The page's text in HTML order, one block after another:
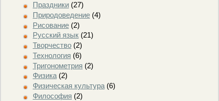
Праздники(27)
Природоведение(4)
Рисование(2)
Русский язык(21)
Творчество(2)
Технология (6)
Тригонометрия (2)
Физика(2)
Физическая культура(6)
Философия (2)